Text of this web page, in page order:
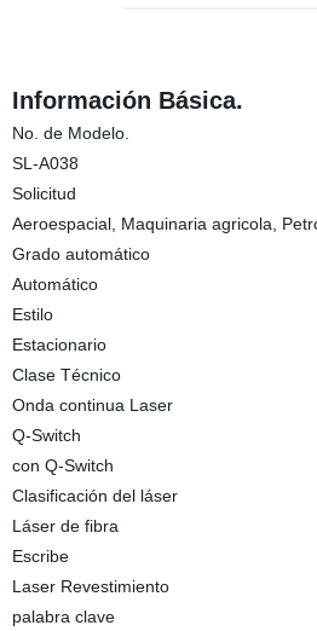
Información Básica.
No. de Modelo.
SL-A038
Solicitud
Aeroespacial, Maquinaria agricola,
Grado automático
Automático
Estilo
Estacionario
Clase Técnico
Onda continua Laser
Q-Switch
con Q-Switch
Clasificación del láser
Láser de fibra
Escribe
Laser Revestimiento
palabra clave